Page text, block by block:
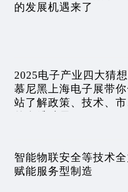
的发展机遇来了
2025电子产业四大猜想
慕尼黑上海电子展带你
站了解政策、技术、市
智能物联安全等技术全
赋能服务型制造